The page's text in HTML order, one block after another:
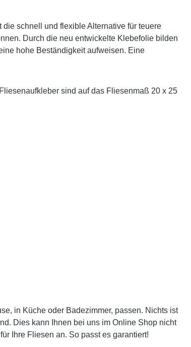
schnell und flexible Alternative für teuere
Durch die neu entwickelte Klebefolie bilden
hohe Beständigkeit aufweisen. Eine
sind auf das Fliesenmaß 20 x 25
in Küche oder Badezimmer, passen. Nichts ist
Dies kann Ihnen bei uns im Online Shop nicht
Ihre Fliesen an. So passt es garantiert!